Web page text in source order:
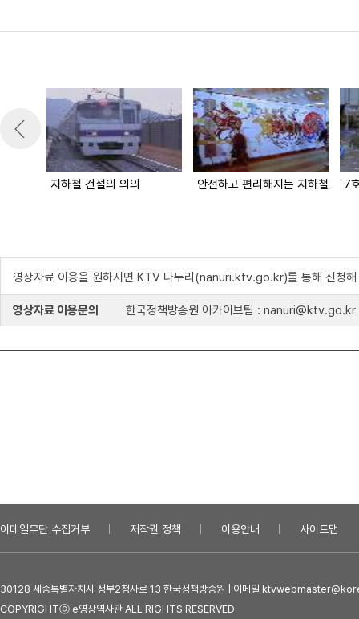
지하철 건설의 의의 안전하고 편리해지는 지하철 7
영상자료 이용을 원하시면 KTV 나누리(nanuri.ktv.go.kr)를 통해 신청해
영상자료 이용문의 한국정책방송원 아카이브팀 : nanuri@ktv.go.kr
이메일무단 수집거부 저작권 정책 이용안내 사이트맵
30128 세종특별자치시 정부2청사로 13 한국정책방송원 | 이메일
COPYRIGHTⓒ e영상역사관 ALL RIGHTS RESERVED